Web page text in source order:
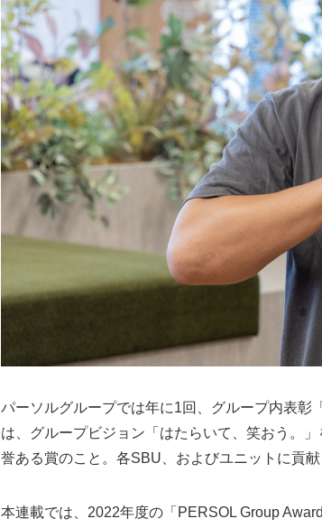
パーソルグループでは年に1回、グループ内表彰
は、グループビジョン「はたらいて、笑おう。
誉ある賞のこと。各SBU、およびユニットに貢
本連載では、2022年度の「PERSOL Group